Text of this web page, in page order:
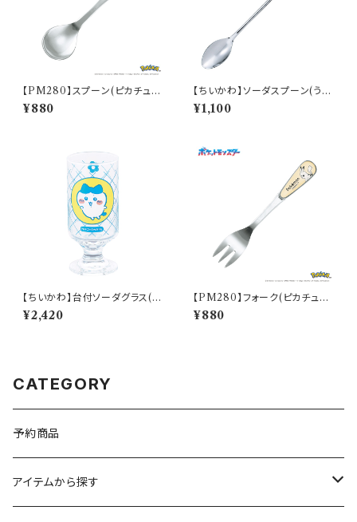
【PM280】スプーン(ピカチュ
ウ)【Daily Sketch】PM284-8
50
¥880
【ちいかわ】ソーダスプーン(うさ
ぎ)【CKW40】CKW43-850
¥1,100
【ちいかわ】台付ソーダグラス(ハ
チワレ)【CKW40】CKW42-81
3
¥2,420
【PM280】フォーク(ピカチュウ)
【Daily Sketch】PM284-851
¥880
CATEGORY
予約商品
アイテムから探す